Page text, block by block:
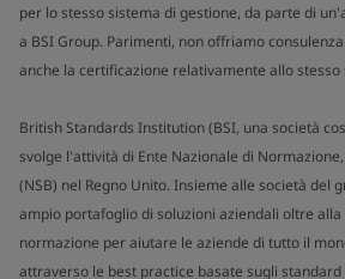
per lo stesso sistema di gestione, da parte di
a BSI Group. Parimenti, non offriamo
anche la certificazione relativamente allo
British Standards Institution (BSI, una società
svolge l'attività di Ente Nazionale di
(NSB) nel Regno Unito. Insieme alle società del
ampio portafoglio di soluzioni aziendali oltre
normazione per aiutare le aziende di tutto il
attraverso le best practice basate sugli